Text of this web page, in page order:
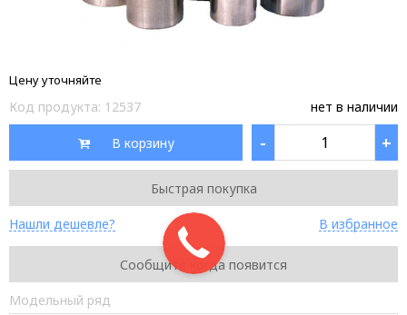
Цену уточняйте
Код продукта: 12537 нет в наличии
В корзину - +
Быстрая покупка
Нашли дешевле? В избранное
Сообщите когда появится
Модельный ряд